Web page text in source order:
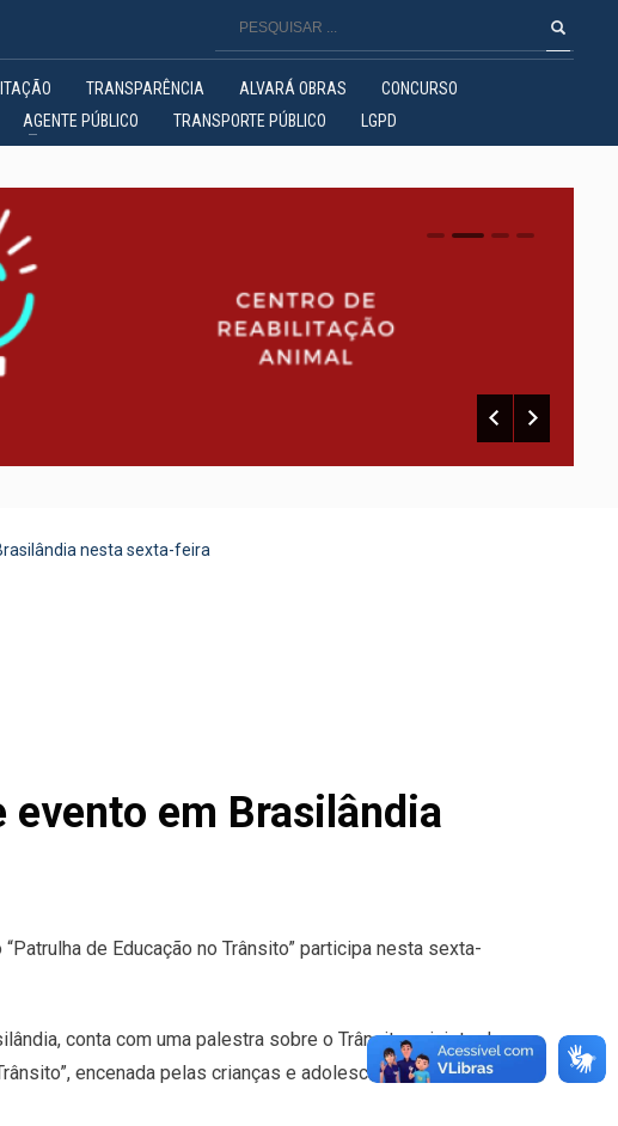
TRANSPARÊNCIA ALVARÁ OBRAS
CONCURSO
AGENTE PÚBLICO TRANSPORTE PÚBLICO LGPD
0 1 2
nesta sexta-feira
em Brasilândia
de Educação no Trânsito” participa nesta sexta-
conta com uma palestra sobre o Trânsito, ministrada
encenada pelas crianças e adolescentes do